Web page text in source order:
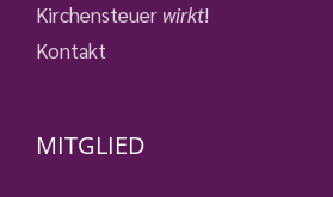
Kirchensteuer wirkt!
Kontakt
MITGLIED